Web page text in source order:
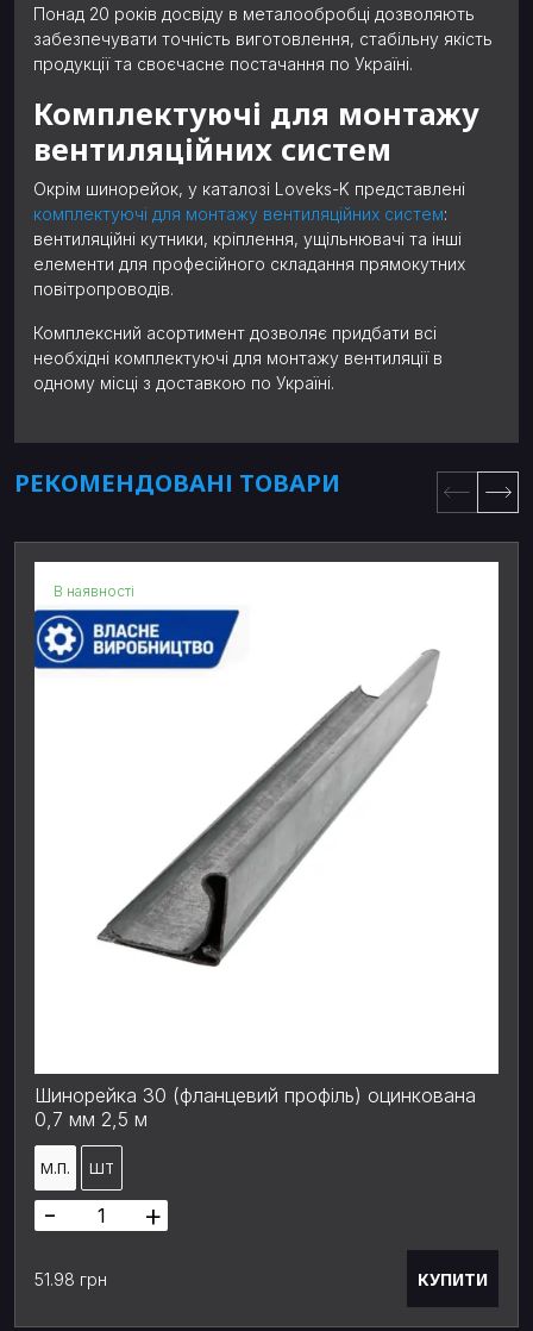
Понад 20 років досвіду в металообробці дозволяють
забезпечувати точність виготовлення, стабільну якість
продукції та своєчасне постачання по Україні.
Комплектуючі для монтажу
вентиляційних систем
Окрім шинорейок, у каталозі Loveks-K представлені
комплектуючі для монтажу вентиляційних систем:
вентиляційні кутники, кріплення, ущільнювачі та інші
елементи для професійного складання прямокутних
повітропроводів.
Комплексний асортимент дозволяє придбати всі
необхідні комплектуючі для монтажу вентиляції в
одному місці з доставкою по Україні.
РЕКОМЕНДОВАНІ ТОВАРИ
В наявності
Шинорейка 30 (фланцевий профіль) оцинкована
0,7 мм 2,5 м
М.П. ШТ
- +
51.98 грн КУПИТИ